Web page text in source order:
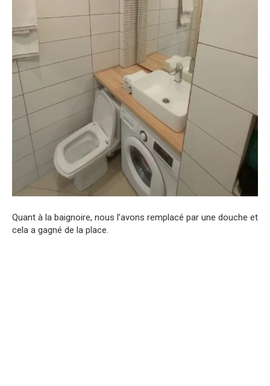
Quant à la baignoire, nous l’avons remplacé par une douche et
cela a gagné de la place.